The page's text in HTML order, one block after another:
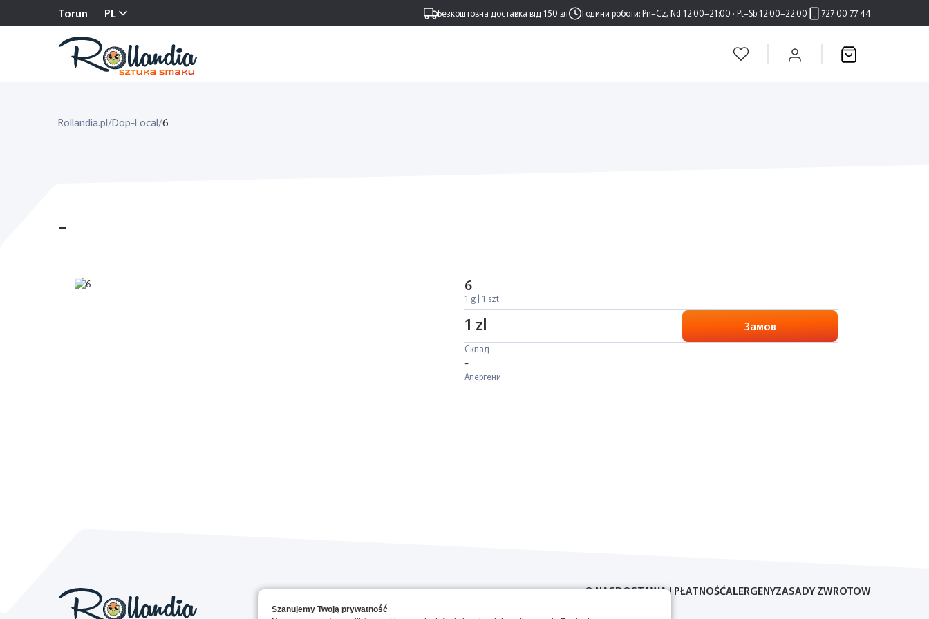
Torun PL Безкоштовна доставка від 150 зл Години роботи:Pn–Cz, Nd 12:00–21:00 · Pt–Sb 12:00–22:00 727 00 77 44
Rollandia.pl/Dop-Local/6
-
6
1 g | 1 szt
1 zl Замов
Склад
-
Алергени
O NASDOSTAWA I PŁATNOŚĆALERGENYZASADY ZWROTOW
Szanujemy Twoją prywatność